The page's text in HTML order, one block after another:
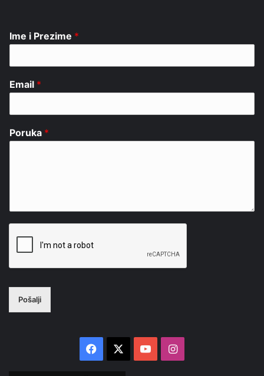
Ime i Prezime *
Email *
Poruka *
Pošalji
Facebook YouTubeInstagram